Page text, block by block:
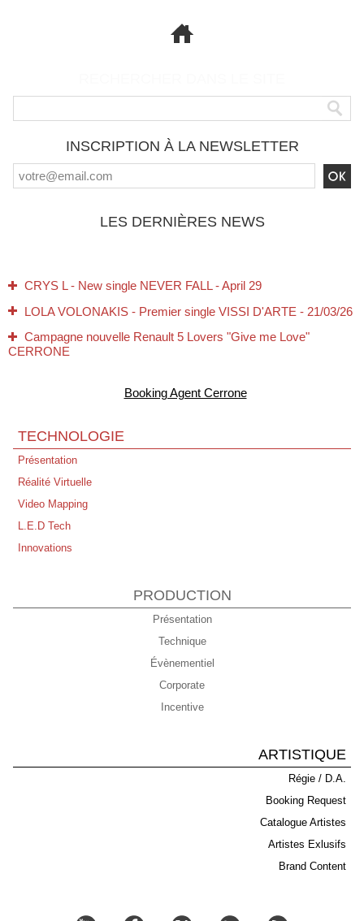
INSCRIPTION À LA NEWSLETTER
LES DERNIÈRES NEWS
CRYS L - New single NEVER FALL - April 29
LOLA VOLONAKIS - Premier single VISSI D'ARTE - 21/03/26
Campagne nouvelle Renault 5 Lovers "Give me Love"
CERRONE
Jamiroquai/Cerrone - 02 Arena London - 15/12/25
10 novembre 1995 → 10 novembre 2025 Futuria Production à
30 Ans !
Expo Entre Rave et Réalité - Bibliothèque Nationale de LYON
Disco Symphonique de Marc Cerrone - Philharmonie de Paris
Concert "Live Peace" Annecy Dimanche 21 Septembre
Booking Agent Cerrone
TECHNOLOGIE
Présentation
Réalité Virtuelle
Video Mapping
L.E.D Tech
Innovations
PRODUCTION
Présentation
Technique
Évènementiel
Corporate
Incentive
ARTISTIQUE
Régie / D.A.
Booking Request
Catalogue Artistes
Artistes Exlusifs
Brand Content